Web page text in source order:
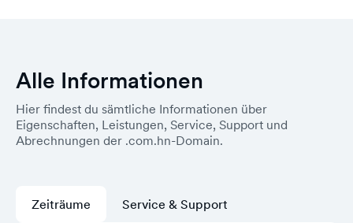
Alle Informationen
Hier findest du sämtliche Informationen über
Eigenschaften, Leistungen, Service, Support und
Abrechnungen der .com.hn-Domain.
Zeiträume Service & Support